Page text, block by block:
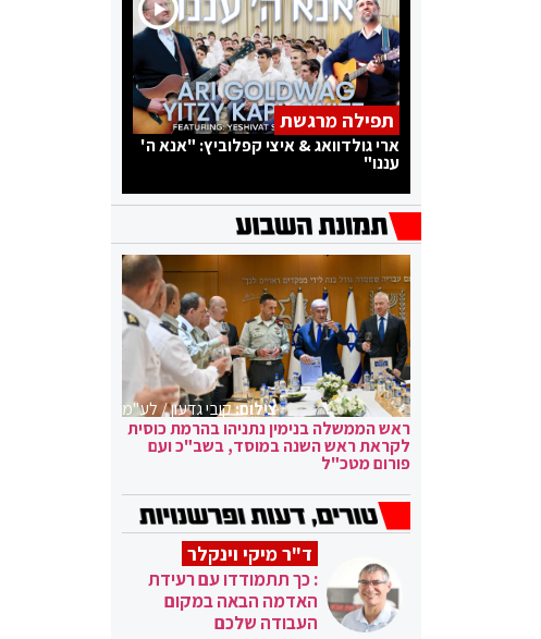
תפילה מרגשת
ארי גולדוואג & איצי קפלוביץ: "אנא ה'
עננו"
צילום:קובי גדעון / לע"מ
ראש הממשלה בנימין נתניהו בהרמת כוסית
לקראת ראש השנה במוסד, בשב"כ ועם
פורום מטכ"ל
ד"ר מיקי וינקלר
: כך תתמודדו עם רעידת
האדמה הבאה במקום
העבודה שלכם